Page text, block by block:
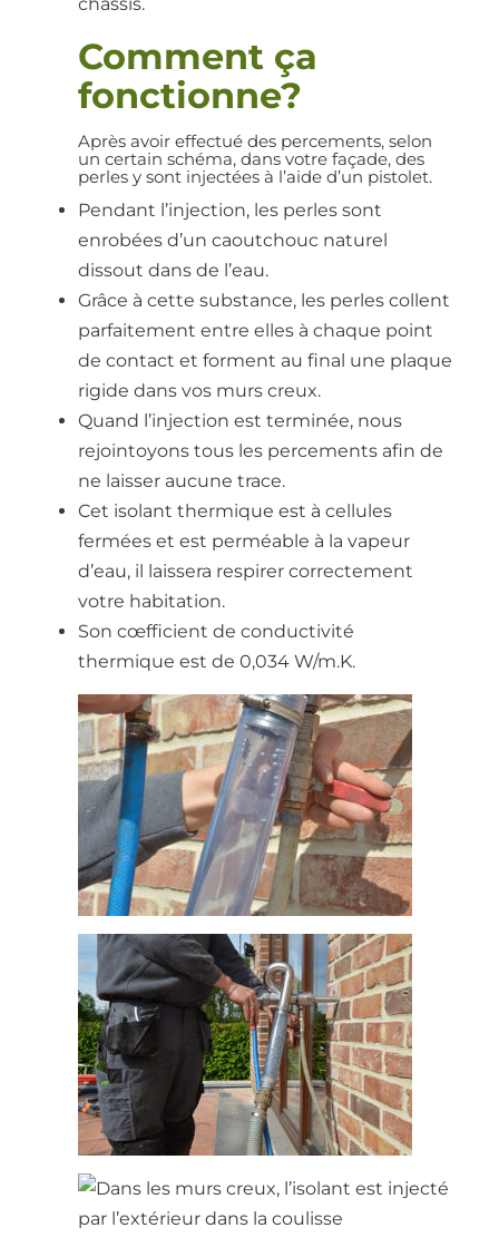
Comment ça
fonctionne?
Après avoir effectué des percements, selon
un certain schéma, dans votre façade, des
perles y sont injectées à l’aide d’un pistolet.
Pendant l’injection, les perles sont
enrobées d’un caoutchouc naturel
dissout dans de l’eau.
Grâce à cette substance, les perles collent
parfaitement entre elles à chaque point
de contact et forment au final une plaque
rigide dans vos murs creux.
Quand l’injection est terminée, nous
rejointoyons tous les percements afin de
ne laisser aucune trace.
Cet isolant thermique est à cellules
fermées et est perméable à la vapeur
d’eau, il laissera respirer correctement
votre habitation.
Son cœfficient de conductivité
thermique est de 0,034 W/m.K.